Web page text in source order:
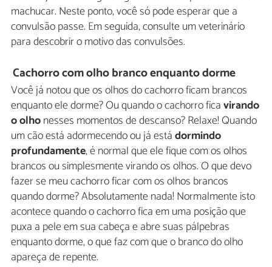
machucar. Neste ponto, você só pode esperar que a
convulsão passe. Em seguida, consulte um veterinário
para descobrir o motivo das convulsões.
Cachorro com olho branco enquanto dorme
Você já notou que os olhos do cachorro ficam brancos
enquanto ele dorme? Ou quando o cachorro ficavirando
o olhonesses momentos de descanso? Relaxe! Quando
um cão está adormecendo ou já estádormindo
profundamente, é normal que ele fique com os olhos
brancos ou simplesmente virando os olhos. O que devo
fazer se meu cachorro ficar com os olhos brancos
quando dorme? Absolutamente nada! Normalmente isto
acontece quando o cachorro fica em uma posição que
puxa a pele em sua cabeça e abre suas pálpebras
enquanto dorme, o que faz com que o branco do olho
apareça de repente.